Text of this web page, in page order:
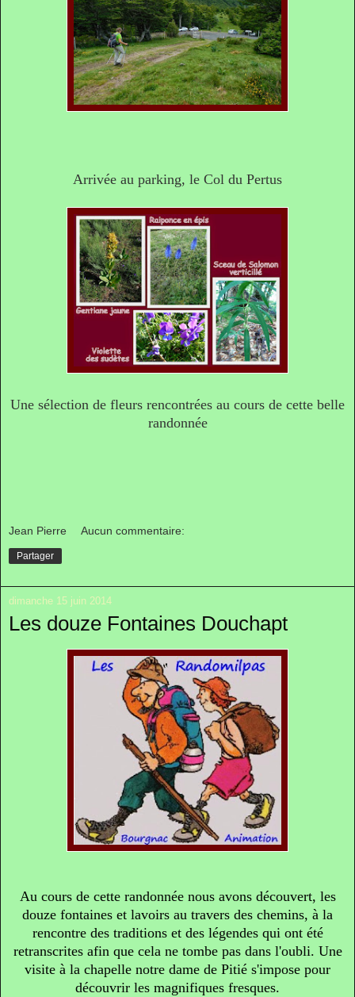
Arrivée au parking, le Col du Pertus
Une sélection de fleurs rencontrées au cours de cette belle
randonnée
Jean Pierre Aucun commentaire:
Partager
dimanche 15 juin 2014
Les douze Fontaines Douchapt
Au cours de cette randonnée nous avons découvert, les
douze fontaines et lavoirs au travers des chemins, à la
rencontre des traditions et des légendes qui ont été
retranscrites afin que cela ne tombe pas dans l'oubli. Une
visite à la chapelle notre dame de Pitié s'impose pour
découvrir les magnifiques fresques.